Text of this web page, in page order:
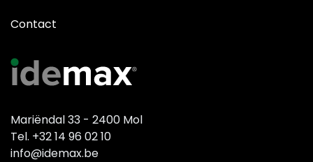
Contact
Mariëndal 33 - 2400 Mol
Tel. +32 14 96 02 10
info@idemax.be